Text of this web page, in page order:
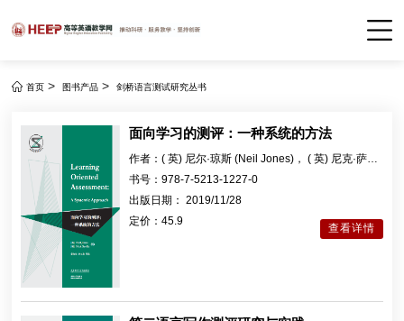
首页 > 图书产品 > 剑桥语言测试研究丛书
面向学习的测评：一种系统的方法
作者：( 英) 尼尔·琼斯 (Neil Jones)， ( 英) 尼克·萨维
尔 (Nick Saville) 编著，辜向东，李玉龙导读
书号：978-7-5213-1227-0
出版日期：
2019/11/28
定价：45.9
查看详情